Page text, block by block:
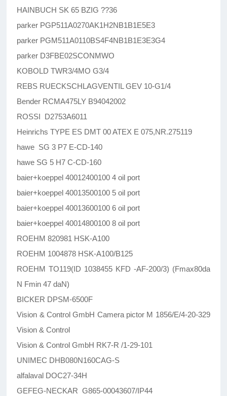
HAINBUCH SK 65 BZIG ??36
parker PGP511A0270AK1H2NB1B1E5E3
parker PGM511A0110BS4F4NB1B1E3E3G4
parker D3FBE02SCONMWO
KOBOLD TWR3/4MO G3/4
REBS RUECKSCHLAGVENTIL GEV 10-G1/4
Bender RCMA475LY B94042002
ROSSI D2753A6011
Heinrichs TYPE ES DMT 00 ATEX E 075,NR.275119
hawe SG 3 P7 E-CD-140
hawe SG 5 H7 C-CD-160
baier+koeppel 40012400100 4 oil port
baier+koeppel 40013500100 5 oil port
baier+koeppel 40013600100 6 oil port
baier+koeppel 40014800100 8 oil port
ROEHM 820981 HSK-A100
ROEHM 1004878 HSK-A100/B125
ROEHM TO119(ID 1038455 KFD -AF-200/3) (Fmax80da
N Fmin 47 daN)
BICKER DPSM-6500F
Vision & Control GmbH Camera pictor M 1856/E/4-20-329
Vision & Control
Vision & Control GmbH RK7-R /1-29-101
UNIMEC DHB080N160CAG-S
alfalaval DOC27-34H
GEFEG-NECKAR G865-00043607/IP44